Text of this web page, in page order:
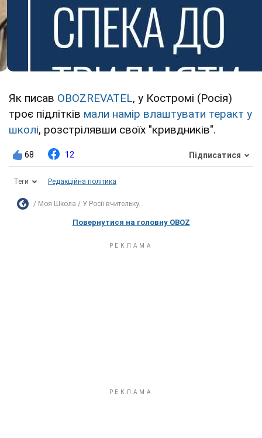
Як писав OBOZREVATEL, у Костромі (Росія)
троє підлітків мали намір влаштувати теракт у
школі, розстрілявши своїх "кривдників".
68 12 Підписатися
Теги Редакційна політика
Моя Школа У Росії вчительку...
Повернутися на головну OBOZ